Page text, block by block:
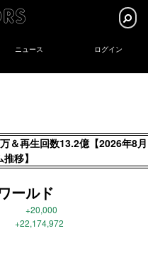
ニュース ログイン
＆再生回数13.2億【2026年8月
移】
ールド
+20,000
+22,174,972